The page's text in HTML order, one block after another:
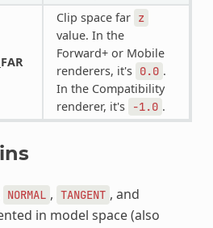
Clip space far z
value. In the
Forward+ or Mobile
renderers, it's 0.0 .
In the Compatibility
renderer, it's
-1.0 .
NORMAL , TANGENT , and
in model space (also